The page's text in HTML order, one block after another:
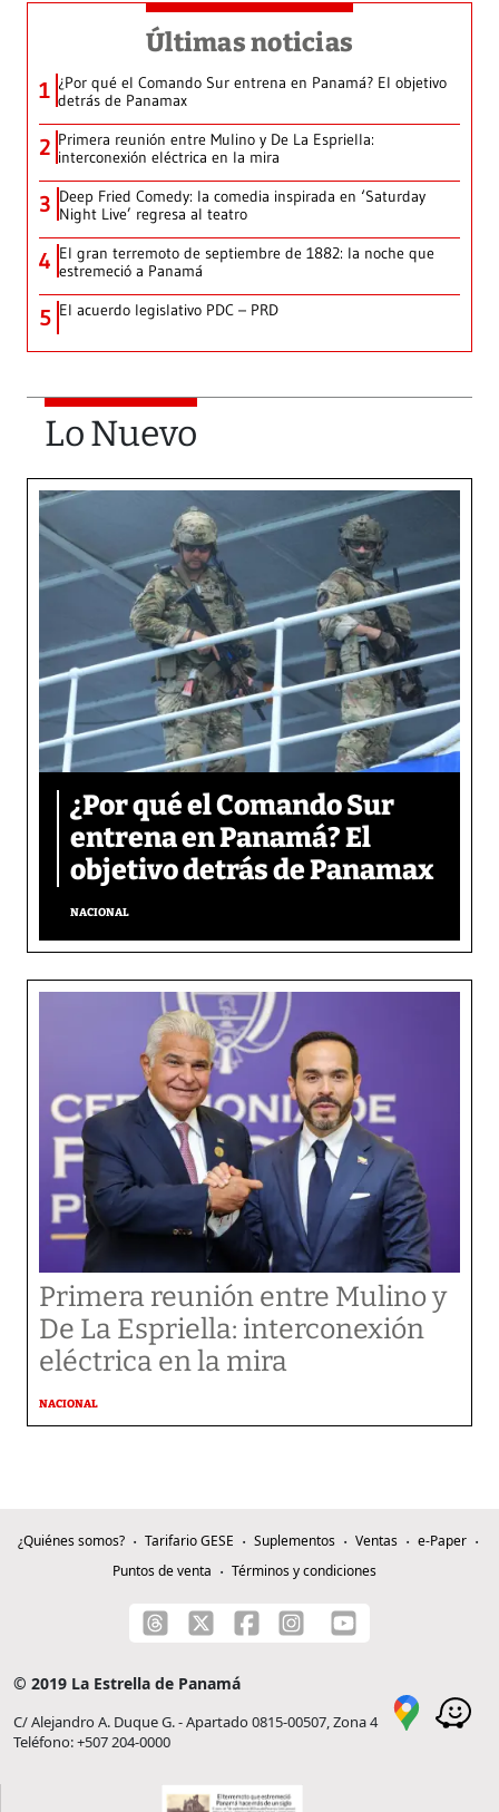
Últimas noticias
1 ¿Por qué el Comando Sur entrena en Panamá? El objetivo
detrás de Panamax
2 Primera reunión entre Mulino y De La Espriella:
interconexión eléctrica en la mira
3 Deep Fried Comedy: la comedia inspirada en ‘Saturday
Night Live’ regresa al teatro
4 El gran terremoto de septiembre de 1882: la noche que
estremeció a Panamá
5 El acuerdo legislativo PDC – PRD
Lo Nuevo
¿Por qué el Comando Sur
entrena en Panamá? El
objetivo detrás de Panamax
NACIONAL
Primera reunión entre Mulino y
De La Espriella: interconexión
eléctrica en la mira
NACIONAL
¿Quiénes somos? Tarifario GESE Suplementos Ventas
e-Paper
Puntos de venta
Términos y condiciones
© 2019 La Estrella de Panamá
C/ Alejandro A. Duque G. - Apartado 0815-00507, Zona 4
Teléfono: +507 204-0000